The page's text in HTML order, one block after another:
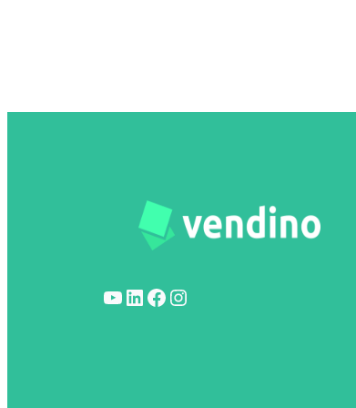
YouTube LinkedIn Facebook Instagram